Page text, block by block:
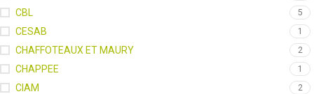
CBL 5
CESAB 1
CHAFFOTEAUX ET MAURY 2
CHAPPEE 1
CIAM 2